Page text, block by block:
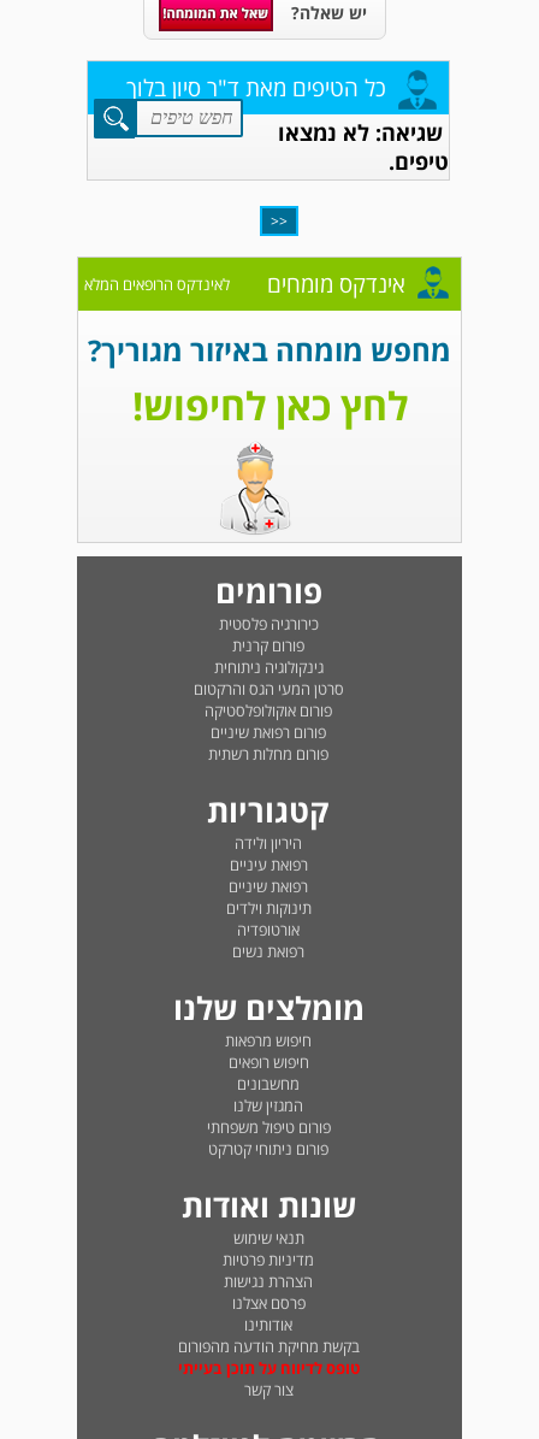
יש שאלה?
כל הטיפים מאת ד"ר סיון בלוך
שגיאה: לא נמצאו
טיפים.
<<
אינדקס מומחים לאינדקס הרופאים המלא
מחפש מומחה באיזור מגוריך?
לחץ כאן לחיפוש!
פורומים
כירורגיה פלסטית
פורום קרנית
גינקולוגיה ניתוחית
סרטן המעי הגס והרקטום
פורום אוקולופלסטיקה
פורום רפואת שיניים
פורום מחלות רשתית
קטגוריות
היריון ולידה
רפואת עיניים
רפואת שיניים
תינוקות וילדים
אורטופדיה
רפואת נשים
מומלצים שלנו
חיפוש מרפאות
חיפוש רופאים
מחשבונים
המגזין שלנו
פורום טיפול משפחתי
פורום ניתוחי קטרקט
שונות ואודות
תנאי שימוש
מדיניות פרטיות
הצהרת נגישות
פרסם אצלנו
אודותינו
בקשת מחיקת הודעה מהפורום
טופס לדיווח על תוכן בעייתי
צור קשר